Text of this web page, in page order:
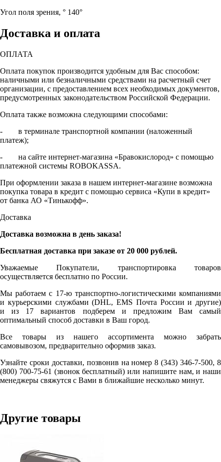
Угол поля зрения, ° 140°
Доставка и оплата
ОПЛАТА
Оплата покупок производится удобным для Вас способом:
наличными или безналичными средствами на расчетный счет
организации, с предоставлением всех необходимых документов,
предусмотренных законодательством Российской Федерации.
Оплата также возможна следующими способами:
- в терминале транспортной компании (наложенный
платеж);
- на сайте интернет-магазина «Бравокислород» с помощью
платежной системы ROBOKASSA.
При оформлении заказа в нашем интернет-магазине возможна
покупка товара в кредит с помощью сервиса «Купи в кредит»
от банка АО «Тинькофф».
Доставка
Доставка возможна в день заказа!
Бесплатная доставка при заказе от 20 000 рублей.
Уважаемые Покупатели, транспортировка товаров
осуществляется бесплатно по России.
Мы работаем с 17-ю транспортно-логистическими компаниями
и курьерскими службами (DHL, EMS Почта России и другие)
и из 17 вариантов подберем и предложим Вам самый
оптимальный способ доставки в Ваш город.
Все товары из нашего ассортимента можно забрать
самовывозом, предварительно оформив заказ.
Узнайте сроки доставки, позвонив на номер 8 (343) 346-7-500, 8
(800) 700-75-61 (звонок бесплатный) или напишите нам, и наши
менеджеры свяжутся с Вами в ближайшие несколько минут.
Другие товары